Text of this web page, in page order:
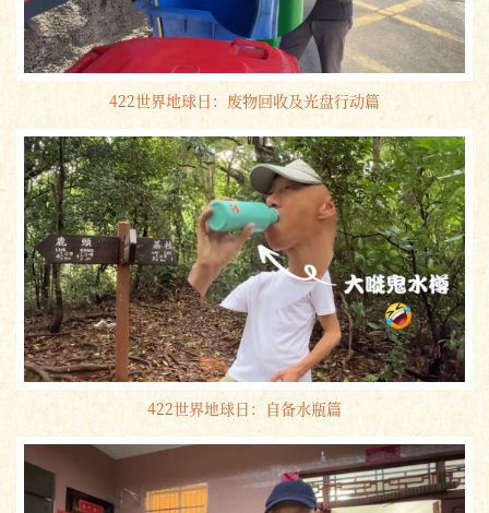
422世界地球日：废物回收及光盘行动篇
422世界地球日：自备水瓶篇